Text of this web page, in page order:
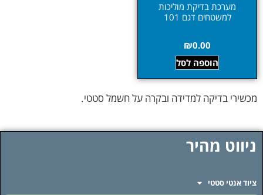
ניווט מהיר
ציוד אנטי סטטי
מכשירי בדיקה למדידה ובקרה על חשמל סטטי.
מערכת בדיקת מוליכות
למשטחים דגם 101
₪0.00
הוספה לסל